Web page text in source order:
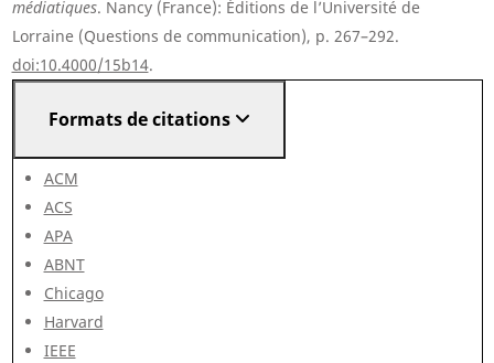
médiatiques. Nancy (France): Éditions de l’Université de
Lorraine (Questions de communication), p. 267–292.
doi:10.4000/15b14.
Formats de citations
ACM
ACS
APA
ABNT
Chicago
Harvard
IEEE